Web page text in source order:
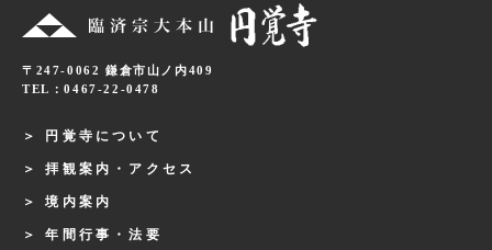
〒247-0062 鎌倉市山ノ内409
TEL：0467-22-0478
円覚寺について
拝観案内・アクセス
境内案内
年間行事・法要